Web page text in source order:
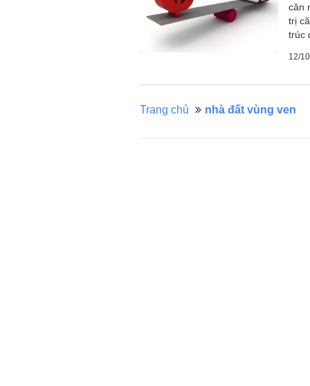
căn
trị
trúc
12/
Trang chủ nhà đất vùng ven